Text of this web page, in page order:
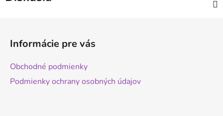
Informácie pre vás
Obchodné podmienky
Podmienky ochrany osobných údajov